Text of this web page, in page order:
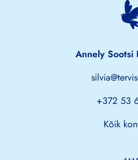
Annely Sootsi
+372 53
Kõik